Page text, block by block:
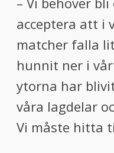
acceptera att i
matcher falla
hunnit ner i
ytorna har
våra lagdelar
Vi måste hitta